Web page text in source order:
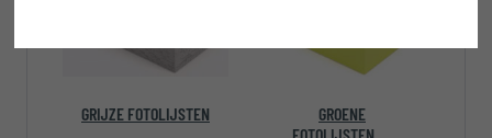
GRIJZE FOTOLIJSTEN
GROENE
FOTOLIJSTEN